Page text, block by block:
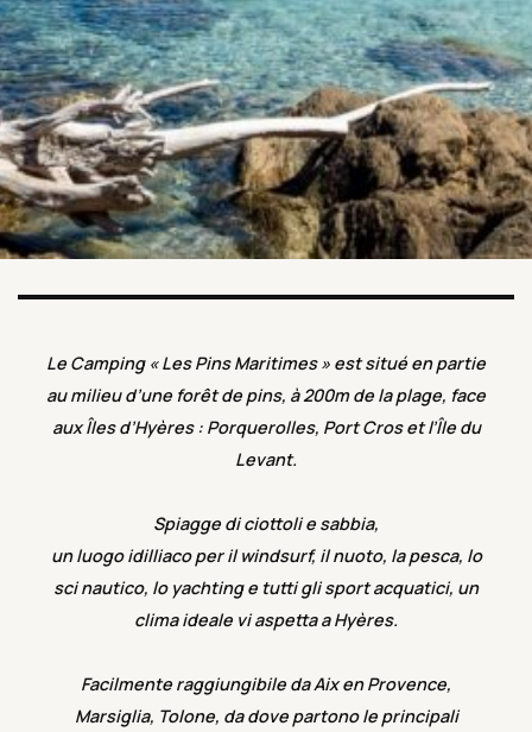
Le Camping « Les Pins Maritimes » est situé en partie
au milieu d’une forêt de pins, à 200m de la plage, face
aux Îles d’Hyères : Porquerolles, Port Cros et l’Île du
Levant.
Spiagge di ciottoli e sabbia,
un luogo idilliaco per il windsurf, il nuoto, la pesca, lo
sci nautico, lo yachting e tutti gli sport acquatici, un
clima ideale vi aspetta a Hyères.
Facilmente raggiungibile da Aix en Provence,
Marsiglia, Tolone, da dove partono le principali